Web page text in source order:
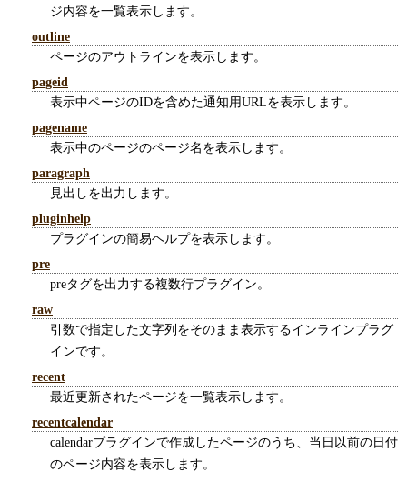
ジ内容を一覧表示します。
outline
ページのアウトラインを表示します。
pageid
表示中ページのIDを含めた通知用URLを表示します。
pagename
表示中のページのページ名を表示します。
paragraph
見出しを出力します。
pluginhelp
プラグインの簡易ヘルプを表示します。
pre
preタグを出力する複数行プラグイン。
raw
引数で指定した文字列をそのまま表示するインラインプラグ
インです。
recent
最近更新されたページを一覧表示します。
recentcalendar
calendarプラグインで作成したページのうち、当日以前の日付
のページ内容を表示します。